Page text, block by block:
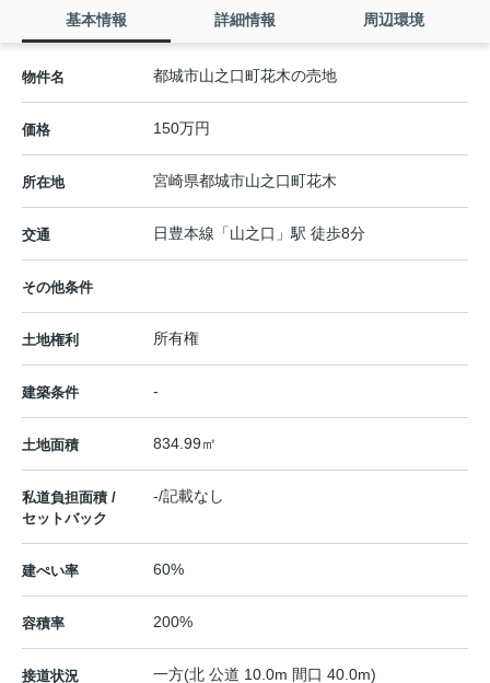
基本情報 詳細情報 周辺環境
物件名 都城市山之口町花木の売地
価格 150万円
所在地 宮崎県都城市山之口町花木
交通 日豊本線 「山之口 」駅 徒歩8分
その他条件
土地権利 所有権
建築条件 -
土地面積 834.99㎡
私道負担面積 /
セットバック
-/記載なし
建ぺい率 60%
容積率 200%
接道状況 一方(北 公道 10.0m 間口 40.0m)